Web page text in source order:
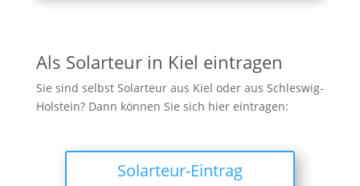
Als Solarteur in Kiel eintragen
Sie sind selbst Solarteur aus Kiel oder aus Schleswig-
Holstein? Dann können Sie sich hier eintragen:
Solarteur-Eintrag